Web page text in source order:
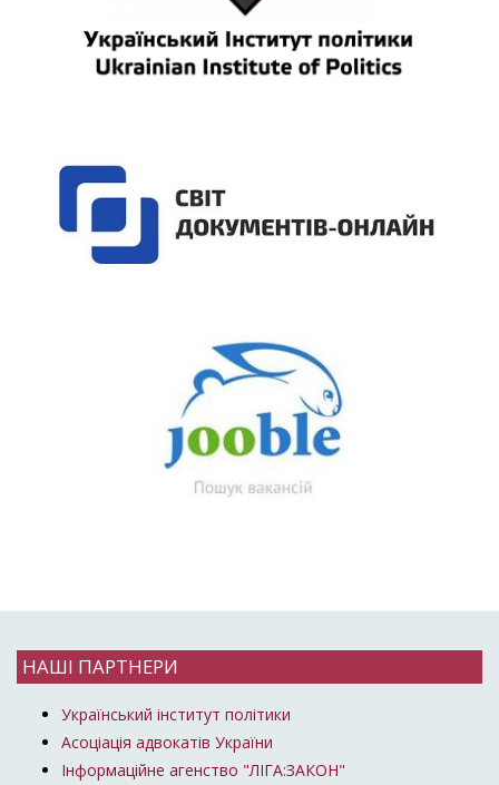
НАШІ ПАРТНЕРИ
Український інститут політики
Асоціація адвокатів України
Інформаційне агенство "ЛІГА:ЗАКОН"